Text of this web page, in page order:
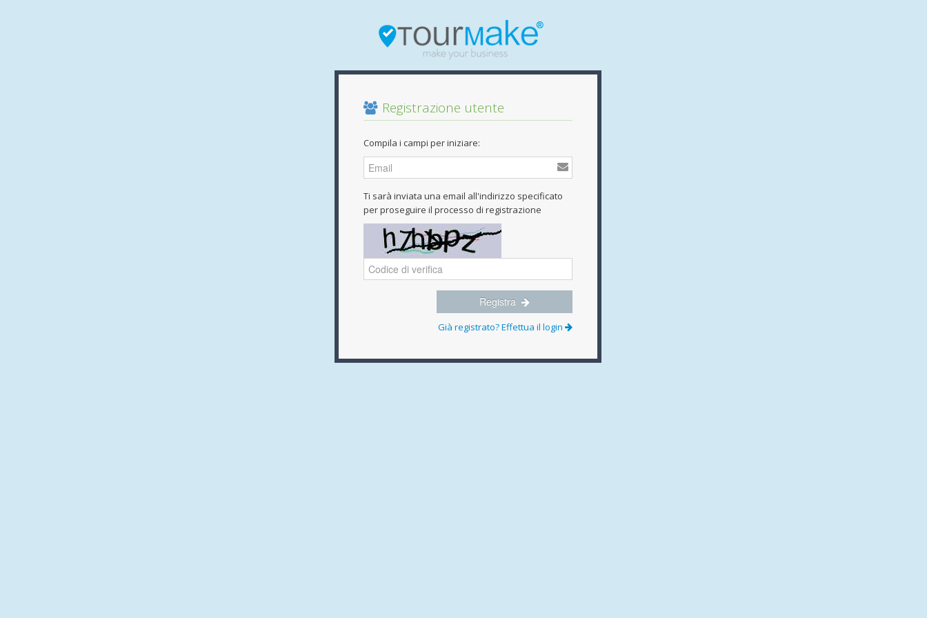
Registrazione utente
Compila i campi per iniziare:
Ti sarà inviata una email all'indirizzo specificato
per proseguire il processo di registrazione
Registra
Già registrato? Effettua il login